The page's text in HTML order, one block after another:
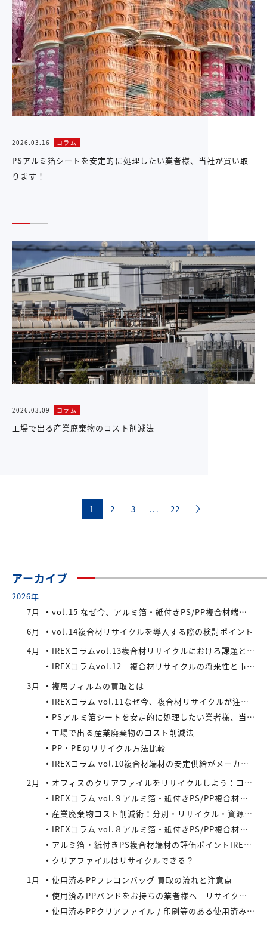
2026.03.16 コラム
PSアルミ箔シートを安定的に処理したい業者様、当社が買い取
ります！
2026.03.09 コラム
工場で出る産業廃棄物のコスト削減法
1 2 3 ... 22
アーカイブ
2026年
7月
vol.15 なぜ今、アルミ箔・紙付きPS/PP複合材端材が注目されているのか
6月
vol.14複合材リサイクルを導入する際の検討ポイント
4月
IREXコラムvol.13複合材リサイクルにおける課題と今後の展望
IREXコラムvol.12 複合材リサイクルの将来性と市場拡大の可能性
3月
複層フィルムの買取とは
IREXコラム vol.11なぜ今、複合材リサイクルが注目されているのか
PSアルミ箔シートを安定的に処理したい業者様、当社が買い取ります！
工場で出る産業廃棄物のコスト削減法
PP・PEのリサイクル方法比較
IREXコラム vol.10複合材端材の安定供給がメーカーにもたらすメリット
2月
オフィスのクリアファイルをリサイクルしよう：コストと環境負荷を同時に減らす方法
IREXコラム vol.９アルミ箔・紙付きPS/PP複合材端材の回収スキームと全国対応体制
産業廃棄物コスト削減術：分別・リサイクル・資源化の徹底活用
IREXコラム vol.８アルミ箔・紙付きPS/PP複合材端材をより高く評価するために現場でできること
アルミ箔・紙付きPS複合材端材の評価ポイントIREXコラム vol.7
クリアファイルはリサイクルできる？
1月
使用済みPPフレコンバッグ 買取の流れと注意点
使用済みPPバンドをお持ちの業者様へ｜リサイクル・買取対応中
使用済みPPクリアファイル / 印刷等のある使用済みPPクリアファイルの再資源化とリサイクル方法